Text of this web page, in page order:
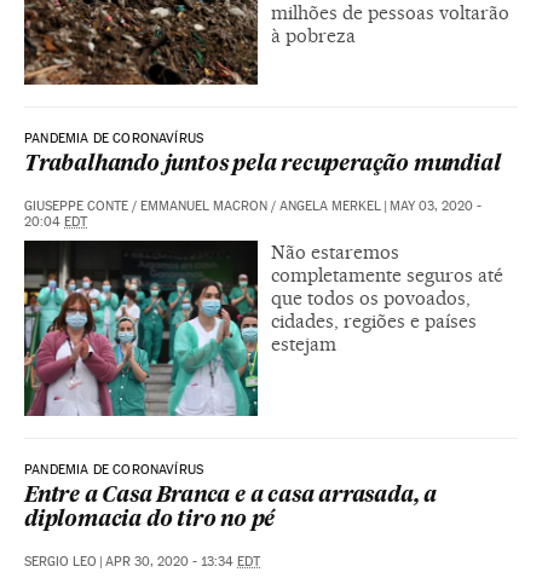
milhões de pessoas voltarão
à pobreza
PANDEMIA DE CORONAVÍRUS
Trabalhando juntos pela recuperação mundial
GIUSEPPE CONTE / EMMANUEL MACRON / ANGELA MERKEL | MAY 03, 2020 -
20:04 EDT
Não estaremos
completamente seguros até
que todos os povoados,
cidades, regiões e países
estejam
PANDEMIA DE CORONAVÍRUS
Entre a Casa Branca e a casa arrasada, a
diplomacia do tiro no pé
SERGIO LEO | APR 30, 2020 - 13:34 EDT